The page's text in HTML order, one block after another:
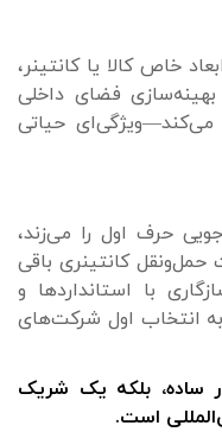
خاص کالا یا کانتینر،
فضای داخلی
حیاتی
حرف اول را می‌زند،
کانتینری باقی
با استانداردها و
به انتخاب اول شرکت‌های
ساده، بلکه یک شریک
است.